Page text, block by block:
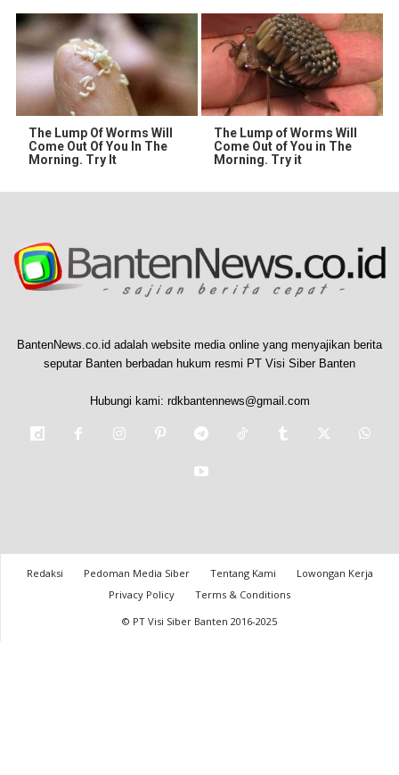
The Lump Of Worms Will
Come Out Of You In The
Morning. Try It
The Lump of Worms Will
Come Out of You in The
Morning. Try it
BantenNews.co.id adalah website media online yang menyajikan berita
seputar Banten berbadan hukum resmi PT Visi Siber Banten
Hubungi kami: rdkbantennews@gmail.com
Redaksi Pedoman Media Siber Tentang Kami
Lowongan Kerja
Privacy Policy
Terms & Conditions
© PT Visi Siber Banten 2016-2025